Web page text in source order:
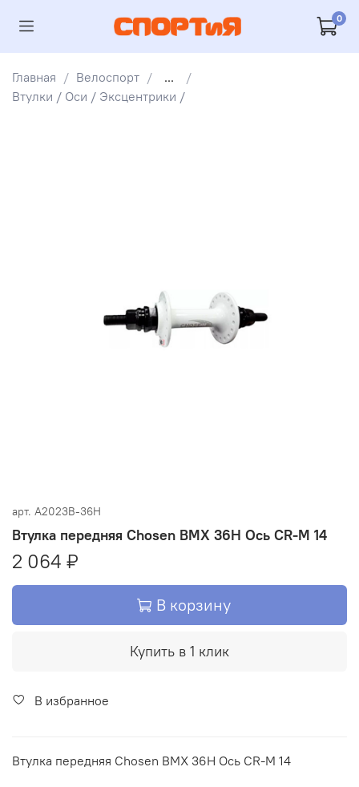
0
Главная Велоспорт
...
Втулки / Оси / Эксцентрики /
арт. A2023B-36H
Втулка передняя Chosen BMX 36H Ось CR-M 14
2 064 ₽
В корзину
Купить в 1 клик
В избранное
Втулка передняя Chosen BMX 36H Ось CR-M 14